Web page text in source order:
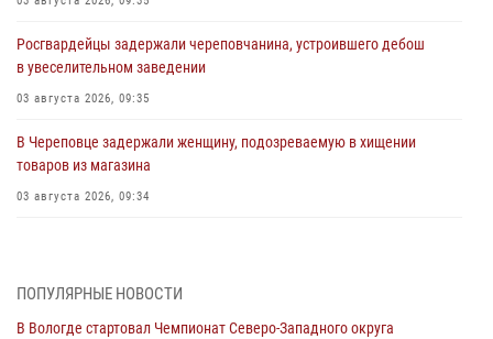
Росгвардейцы задержали череповчанина, устроившего дебош
в увеселительном заведении
03 августа 2026, 09:35
В Череповце задержали женщину, подозреваемую в хищении
товаров из магазина
03 августа 2026, 09:34
самбо
ПОПУЛЯРНЫЕ НОВОСТИ
В Вологде стартовал Чемпионат Северо-Западного округа